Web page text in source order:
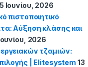
Ιουνίου, 2026
πιστοποιητικό
Αύξηση κλάσης και
2026
τζαμιών:
| Elitesystem 13